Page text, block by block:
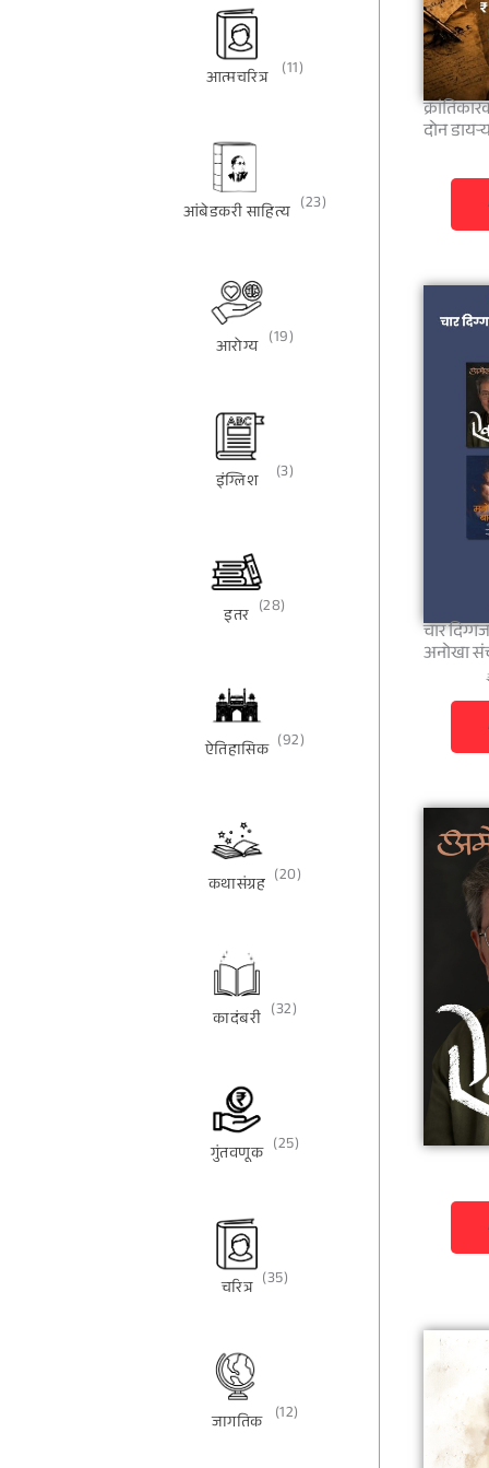
आत्मचरित्र (11)
आंबेडकरी साहित्य (23)
आरोग्य (19)
इंग्लिश (3)
इतर (28)
ऐतिहासिक (92)
कथासंग्रह (20)
कादंबरी (32)
गुंतवणूक (25)
चरित्र (35)
जागतिक (12)
दोन
चार
अनोखा